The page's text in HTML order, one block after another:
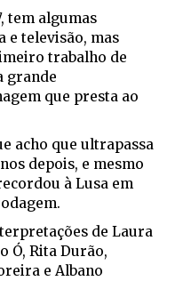
tem algumas
e televisão, mas
trabalho de
grande
que presta ao
acho que ultrapassa
depois, e mesmo
à Lusa em
de Laura
Ó, Rita Durão,
e Albano